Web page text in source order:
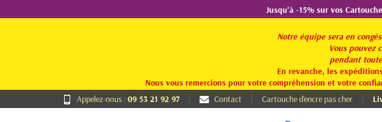
Jusqu'à -15% sur vos
Notre équipe sera en
Vous pouvez
pendant
En revanche, les
Nous vous remercions pour votre compréhension et votre
Appelez-nous :09 53 21 92 97 Contact Cartouche d'encre pas cher